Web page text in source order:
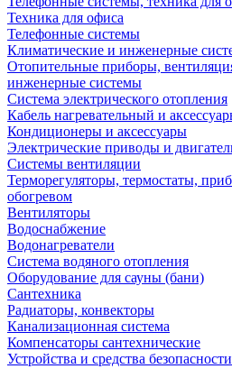
Техника для офиса
Телефонные системы
Климатические и инженерные
Отопительные приборы,
инженерные системы
Система электрического отопления
Кабель нагревательный и
Кондиционеры и аксессуары
Электрические приводы и
Системы вентиляции
Терморегуляторы, термостаты,
обогревом
Вентиляторы
Водоснабжение
Водонагреватели
Система водяного отопления
Оборудование для сауны (бани)
Сантехника
Радиаторы, конвекторы
Канализационная система
Компенсаторы сантехнические
Устройства и средства безопасности